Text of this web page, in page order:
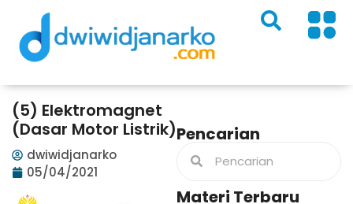
(5) Elektromagnet
(Dasar Motor Listrik)
dwiwidjanarko
05/04/2021
Pencarian
Materi Terbaru